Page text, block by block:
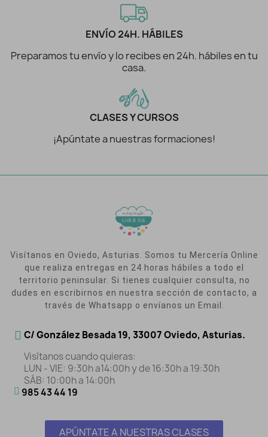
ENVÍO 24H. HÁBILES
Preparamos tu envío y lo recibes en 24h. hábiles en tu
casa.
CLASES Y CURSOS
¡Apúntate a nuestras formaciones!
Visítanos en Oviedo, Asturias. Somos tu Mercería Online
que realiza entregas en 24 horas hábiles a todo el
territorio peninsular. Si tienes cualquier consulta, no
dudes en escribirnos en nuestra sección de contacto, a
través de Whatsapp o envíanos un Email.
C/ González Besada 19, 33007 Oviedo, Asturias.
Visítanos cuando quieras:
LUN - VIE: 9:30h a14:00h y de 16:30h a 19:30h
SÁB: 10:00h a 14:00h
985 43 44 19
APÚNTATE A NUESTRAS CLASES